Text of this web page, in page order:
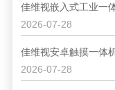
佳维视嵌入式工业一
2026-07-28
佳维视安卓触摸一体
2026-07-28